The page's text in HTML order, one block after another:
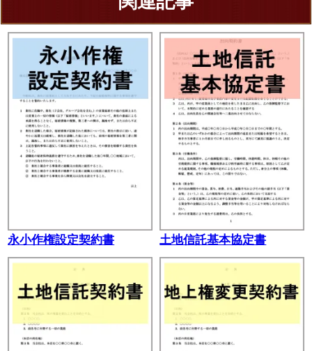
永小作権設定契約書 土地信託基本協定書